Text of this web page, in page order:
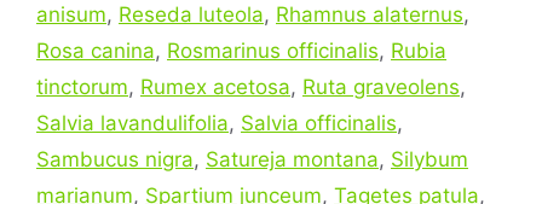
anisum, Reseda luteola, Rhamnus alaternus,
Rosa canina, Rosmarinus officinalis, Rubia
tinctorum, Rumex acetosa, Ruta graveolens,
Salvia lavandulifolia, Salvia officinalis,
Sambucus nigra, Satureja montana, Silybum
marianum, Spartium junceum, Tagetes patula,